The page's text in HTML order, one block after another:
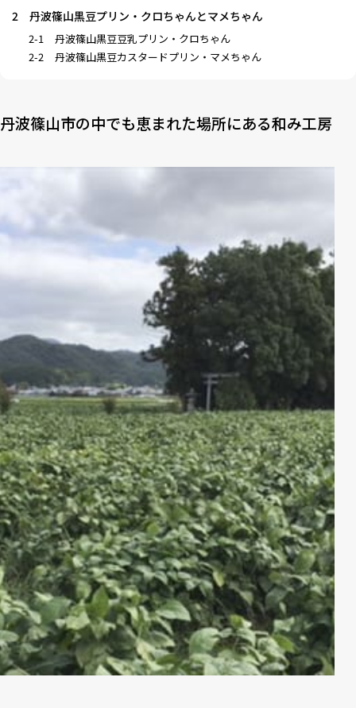
2
丹波篠山黒豆プリン・クロちゃんとマメちゃん
2-1
丹波篠山黒豆豆乳プリン・クロちゃん
2-2
丹波篠山黒豆カスタードプリン・マメちゃん
丹波篠山市の中でも恵まれた場所にある和み工房